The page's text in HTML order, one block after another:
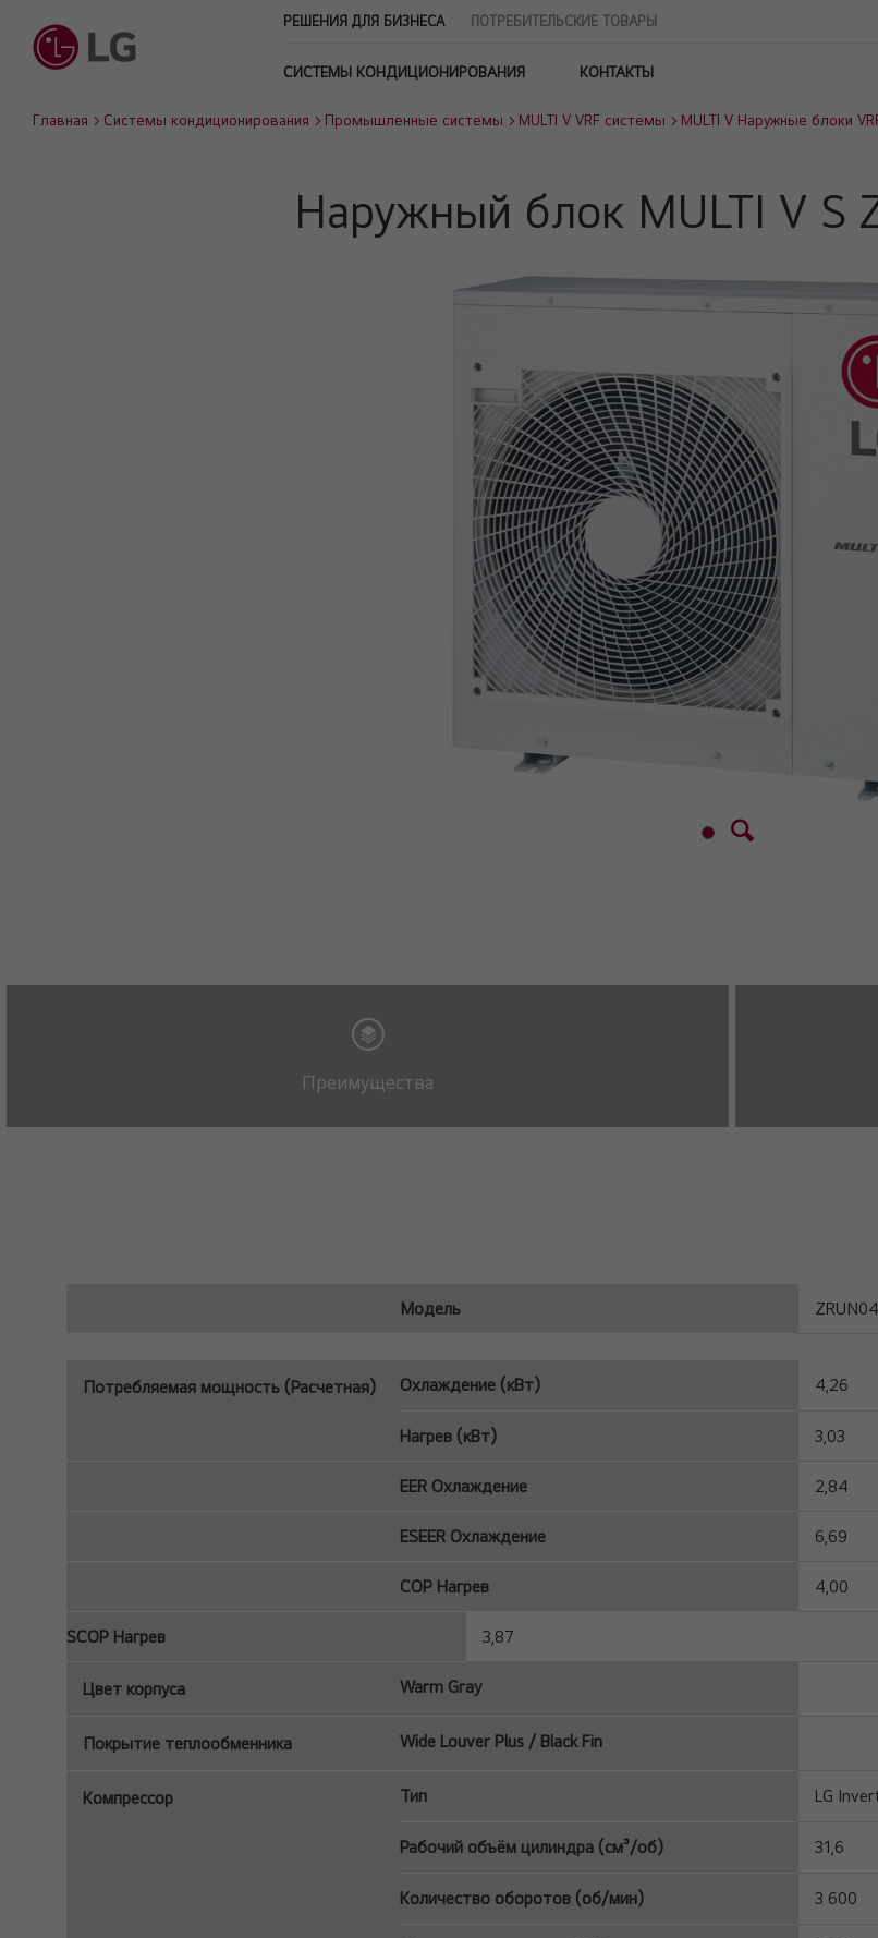
РЕШЕНИЯ ДЛЯ БИЗНЕСА ПОТРЕБИТЕЛЬСКИЕ ТОВАРЫ
СИСТЕМЫ КОНДИЦИОНИРОВАНИЯ КОНТАКТЫ
Главная Системы кондиционирования Промышленные системы MULTI V VRF системы MULTI V Наружные блоки
Наружный блок MULTI V S
Преимущества
Модель
Потребляемая мощность (Расчетная) Охлаждение (кВт) 4,26
Нагрев (кВт) 3,03
EER Охлаждение
ESEER Охлаждение
COP Нагрев 4,00
SCOP Нагрев 3,87
Цвет корпуса Warm Gray
Покрытие теплообменника Wide Louver Plus / Black Fin
Компрессор Тип LG
Рабочий объём цилиндра (см³/об) 31,6
Количество оборотов (об/мин) 3 600